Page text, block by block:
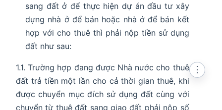
sang đất ở để thực hiện dự án đầu tư xây
dựng nhà ở để bán hoặc nhà ở để bán kết
hợp với cho thuê thì phải nộp tiền sử dụng
đất như sau:
1.1. Trường hợp đang được Nhà nước cho thuê
đất trả tiền một lần cho cả thời gian thuê, khi
được chuyển mục đích sử dụng đất cùng với
chuyển từ thuê đất sang giao đất phải nộp số
⋮